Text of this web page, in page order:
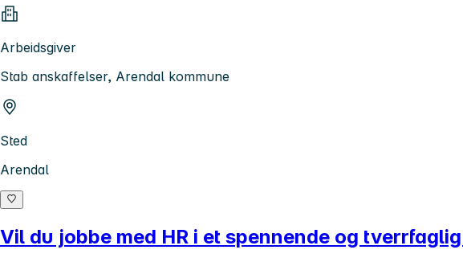
Arbeidsgiver
Stab anskaffelser, Arendal kommune
Sted
Arendal
Vil du jobbe med HR i et spennende og